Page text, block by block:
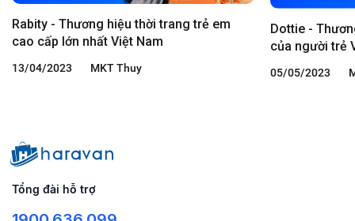
Rabity - Thương hiệu thời trang trẻ em
cao cấp lớn nhất Việt Nam
13/04/2023 MKT Thuy
Dottie -
của người trẻ
05/05/2023
Tổng đài hỗ trợ